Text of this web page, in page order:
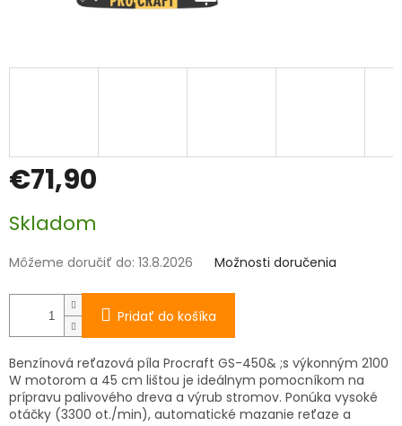
€71,90
cena:
Skladom
Môžeme doručiť do: 13.8.2026 Možnosti doručenia
Pridať do košíka
Benzínová reťazová píla Procraft GS-450& ;s výkonným 2100
W motorom a 45 cm lištou je ideálnym pomocníkom na
prípravu palivového dreva a výrub stromov. Ponúka vysoké
otáčky (3300 ot./min), automatické mazanie reťaze a